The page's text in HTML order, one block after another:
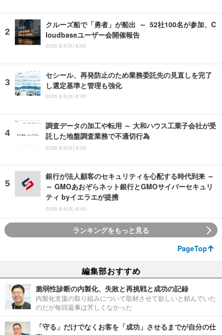
クルーズ船で「勇者」が船出 ～ 52社100名が参加、C
loudbaseユーザー会開催報告
2026.8.5(水) 8:00
セシール、再発防止のため業務委託先の見直しを完了
し選定基準と管理も強化
2026.8.5(水) 8:05
調査データの加工や転用 ～ 大和ハウス工業子会社が受
託した地盤調査業務で不適切行為
2026.8.5(水) 8:05
銀行が法人顧客のセキュリティを心配する時代到来 ～
～ GMOあおぞらネット銀行とGMOサイバーセキュリ
ティ byイエラエが提携
2026.8.6(木) 8:00
ランキングをもっと見る
PageTop
編集部おすすめ
脆弱性診断の内製化、失敗と再挑戦と成功の記録
内製化支援の取り組みについて取材させて欲しいと頼んでいた
のだが毎回返事は芳しくなかった
「守る」だけでなくお客を「成功」させるまでが自分の仕